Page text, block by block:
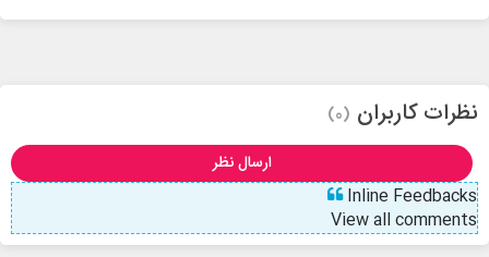
نظرات کاربران (0)
ارسال نظر
Inline Feedbacks
View all comments